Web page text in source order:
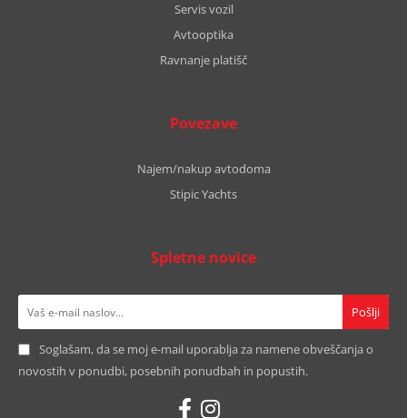
Servis vozil
Avtooptika
Ravnanje platišč
Povezave
Najem/nakup avtodoma
Stipic Yachts
Spletne novice
Soglašam, da se moj e-mail uporablja za namene obveščanja o
novostih v ponudbi, posebnih ponudbah in popustih.